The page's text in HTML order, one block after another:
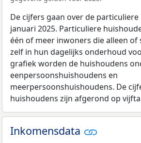
De cijfers gaan over de
januari 2025. Particuliere
één of meer inwoners die alleen of
zelf in hun dagelijks onderhoud
grafiek worden de huishoudens
eenpersoonshuishoudens en
meerpersoonshuishoudens. De
huishoudens zijn afgerond op
Inkomensdata